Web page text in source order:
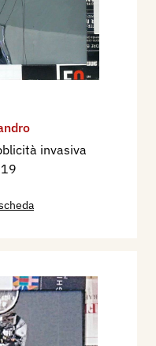
invasiva